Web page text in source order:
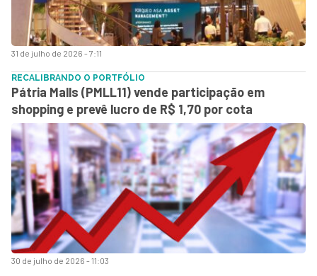
31 de julho de 2026 - 7:11
30 de julho de 2026 - 11:03
RECALIBRANDO O PORTFÓLIO
Pátria Malls (PMLL11) vende participação em
shopping e prevê lucro de R$ 1,70 por cota